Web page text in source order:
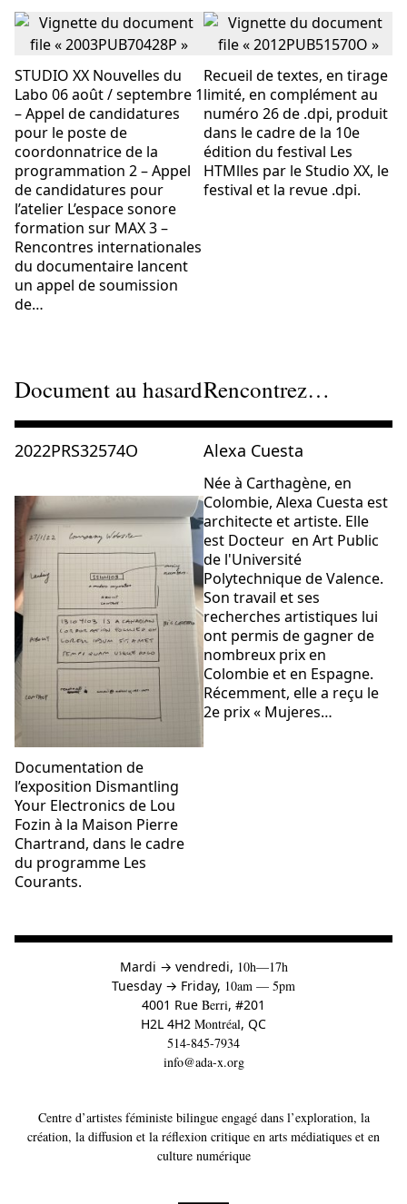
STUDIO XX Nouvelles du
Labo 06 août / septembre 1
– Appel de candidatures
pour le poste de
coordonnatrice de la
programmation 2 – Appel
de candidatures pour
l’atelier L’espace sonore
formation sur MAX 3 –
Rencontres internationales
du documentaire lancent
un appel de soumission
de…
Recueil de textes, en tirage
limité, en complément au
numéro 26 de .dpi, produit
dans le cadre de la 10e
édition du festival Les
HTMlles par le Studio XX, le
festival et la revue .dpi.
Document au hasard
2022PRS32574O
Documentation de
l’exposition Dismantling
Your Electronics de Lou
Fozin à la Maison Pierre
Chartrand, dans le cadre
du programme Les
Courants.
Rencontrez…
Alexa Cuesta
Née à Carthagène, en
Colombie, Alexa Cuesta est
architecte et artiste. Elle
est Docteur en Art Public
de l'Université
Polytechnique de Valence.
Son travail et ses
recherches artistiques lui
ont permis de gagner de
nombreux prix en
Colombie et en Espagne.
Récemment, elle a reçu le
2e prix « Mujeres…
Mardi →àvendredi, 10h—17h
Tuesday → to
Friday, 10am — 5pm
4001 Rue Berri, #201
H2L 4H2 Montréal, QC
514-845-7934
info@ada-x.org
Centre d’artistes féministe bilingue engagé dans l’exploration, la
création, la diffusion et la réflexion critique en arts médiatiques et en
culture numérique